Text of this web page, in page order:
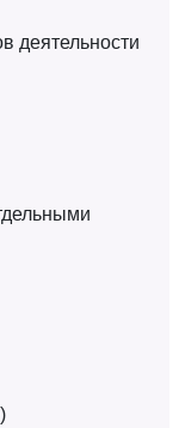
деятельности